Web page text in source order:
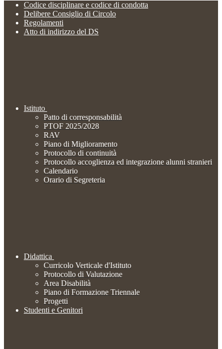
Codice disciplinare e codice di condotta
Delibere Consiglio di Circolo
Regolamenti
Atto di indirizzo del DS
Istituto
Patto di corresponsabilità
PTOF 2025/2028
RAV
Piano di Miglioramento
Protocollo di continuità
Protocollo accoglienza ed integrazione alunni stranieri
Calendario
Orario di Segreteria
Didattica
Curricolo Verticale d'Istituto
Protocollo di Valutazione
Area Disabilità
Piano di Formazione Triennale
Progetti
Studenti e Genitori